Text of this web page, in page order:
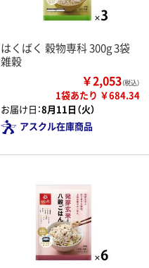
はくばく 穀物専科 300g 3袋
雑穀
￥2,053（税込）
1袋あたり ￥684.34
お届け日：8月11日（火）
アスクル在庫商品